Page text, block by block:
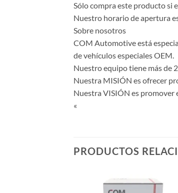
Sólo compra este producto si
Nuestro horario de apertura
Sobre nosotros
COM Automotive está
de vehículos especiales OEM.
Nuestro equipo tiene más de
Nuestra MISIÓN es ofrecer
Nuestra VISIÓN es promover
«
PRODUCTOS